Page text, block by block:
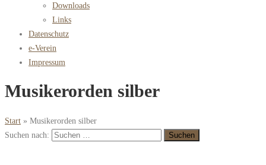
Downloads
Links
Datenschutz
e-Verein
Impressum
Musikerorden silber
Start » Musikerorden silber
Suchen nach: